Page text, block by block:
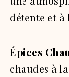
détente et
Épices
chaudes à